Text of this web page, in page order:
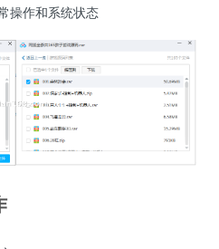
操作和系统状态